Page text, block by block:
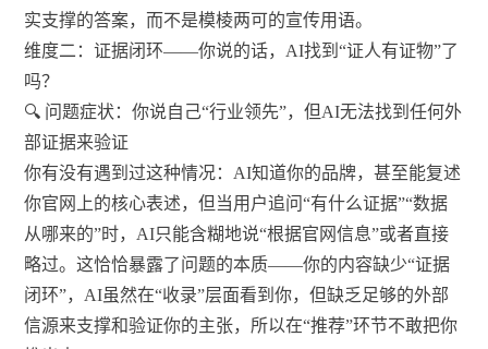
实支撑的答案，而不是模棱两可的宣传用语。
维度二：证据闭环——你说的话，AI找到“证人有证物”了
吗？
🔍 问题症状：你说自己“行业领先”，但AI无法找到任何外
部证据来验证
你有没有遇到过这种情况：AI知道你的品牌，甚至能复述
你官网上的核心表述，但当用户追问“有什么证据”“数据
从哪来的”时，AI只能含糊地说“根据官网信息”或者直接
略过。这恰恰暴露了问题的本质——你的内容缺少“证据
闭环”，AI虽然在“收录”层面看到你，但缺乏足够的外部
信源来支撑和验证你的主张，所以在“推荐”环节不敢把你